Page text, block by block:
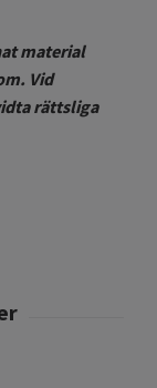
material
Vid
rättsliga